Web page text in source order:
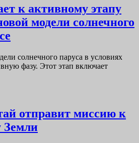
к активному этапу
модели солнечного
солнечного паруса в условиях
фазу. Этот этап включает
отправит миссию к
Земли